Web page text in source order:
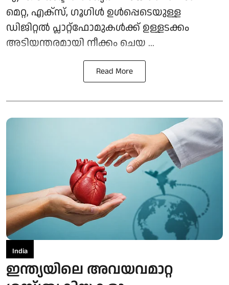
മെറ്റ, എക്സ്, ഗൂഗിൾ ഉൾപ്പെടെയുള്ള
ഡിജിറ്റൽ പ്ലാറ്റ്ഫോമുകൾക്ക് ഉള്ളടക്കം
അടിയന്തരമായി നീക്കം ചെയ ...
Read More
India
ഇന്ത്യയിലെ അവയവമാറ്റ